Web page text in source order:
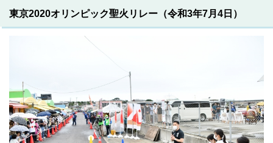
東京2020オリンピック聖火リレー（令和3年7月4日）